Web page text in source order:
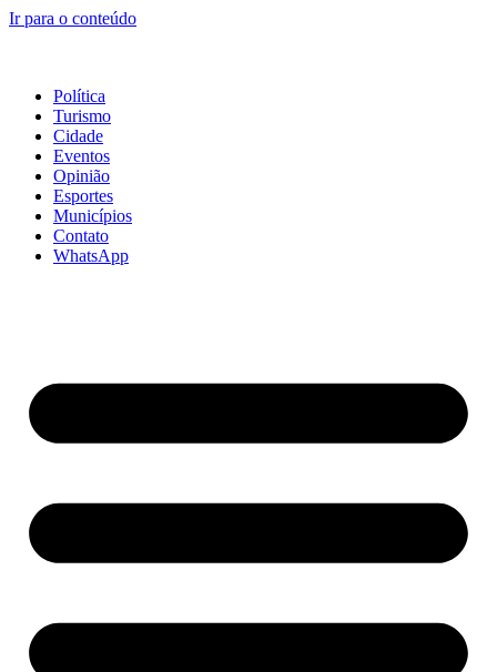
Ir para o conteúdo
Política
Turismo
Cidade
Eventos
Opinião
Esportes
Municípios
Contato
WhatsApp